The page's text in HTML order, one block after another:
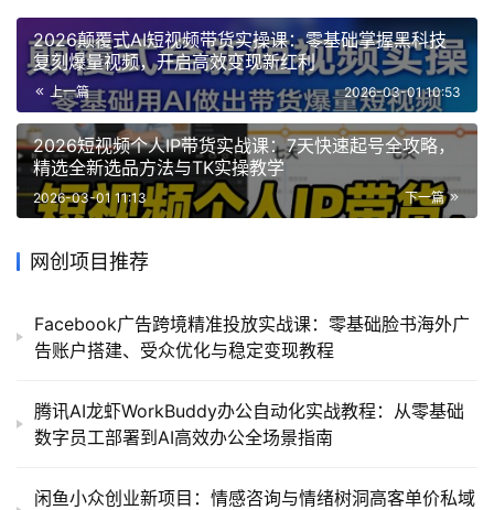
2026颠覆式AI短视频带货实操课：零基础掌握黑科技
复刻爆量视频，开启高效变现新红利
上一篇 2026-03-01 10:53
2026短视频个人IP带货实战课：7天快速起号全攻略，
精选全新选品方法与TK实操教学
下一篇
2026-03-01 11:13
网创项目推荐
Facebook广告跨境精准投放实战课：零基础脸书海外广
告账户搭建、受众优化与稳定变现教程
腾讯AI龙虾WorkBuddy办公自动化实战教程：从零基础
数字员工部署到AI高效办公全场景指南
闲鱼小众创业新项目：情感咨询与情绪树洞高客单价私域